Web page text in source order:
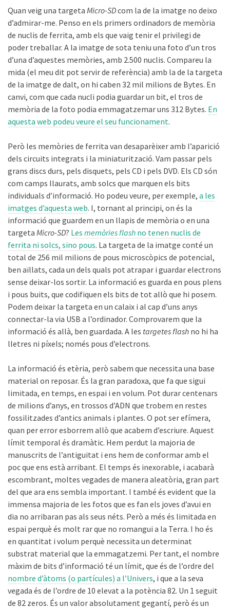
Quan veig una targeta Micro-SDcom la de la imatge no deixo
d’admirar-me. Penso en els primers ordinadors de memòria
de nuclis de ferrita, amb els que vaig tenir el privilegi de
poder treballar. A la imatge de sota teniu una foto d’un tros
d’una d’aquestes memòries, amb 2.500 nuclis. Compareu la
mida (el meu dit pot servir de referència) amb la de la targeta
de la imatge de dalt, on hi caben 32 mil milions de Bytes. En
canvi, com que cada nucli podia guardar un bit, el tros de
memòria de la foto podia emmagatzemar uns 312 Bytes. En
aquesta web podeu veure el seu funcionament.
Però les memòries de ferrita van desaparèixer amb l’aparició
dels circuits integrats i la miniaturització. Vam passar pels
grans discs durs, pels disquets, pels CD i pels DVD. Els CD són
com camps llaurats, amb solcs que marquen els bits
individuals d’informació. Ho podeu veure, per exemple, a les
imatges d’aquesta web. I, tornant al principi, on és la
informació que guardem en un llapis de memòria o en una
targeta Micro-SD? Les memòries flash no tenen nuclis de
ferrita ni solcs, sino pous. La targeta de la imatge conté un
total de 256 mil milions de pous microscòpics de potencial,
ben aïllats, cada un dels quals pot atrapar i guardar electrons
sense deixar-los sortir. La informació es guarda en pous plens
i pous buits, que codifiquen els bits de tot allò que hi posem.
Podem deixar la targeta en un calaix i al cap d’uns anys
connectar-la via USB a l’ordinador. Comprovarem que la
informació és allà, ben guardada. A les targetes flash no hi ha
lletres ni píxels; només pous d’electrons.
La informació és etèria, però sabem que necessita una base
material on reposar. És la gran paradoxa, que fa que sigui
limitada, en temps, en espai i en volum. Pot durar centenars
de milions d’anys, en trossos d’ADN que trobem en restes
fossilitzades d’antics animals i plantes. O pot ser efímera,
quan per error esborrem allò que acabem d’escriure. Aquest
límit temporal és dramàtic. Hem perdut la majoria de
manuscrits de l’antiguitat i ens hem de conformar amb el
poc que ens està arribant. El temps és inexorable, i acabarà
escombrant, moltes vegades de manera aleatòria, gran part
del que ara ens sembla important. I també és evident que la
immensa majoria de les fotos que es fan els joves d’avui en
dia no arribaran pas als seus néts. Però a més és limitada en
espai perquè és molt rar que no romangui a la Terra. I ho és
en quantitat i volum perquè necessita un determinat
substrat material que la emmagatzemi. Per tant, el nombre
màxim de bits d’informació té un límit, que és de l’ordre del
nombre d’àtoms (o partícules) a l’Univers, i que a la seva
vegada és de l’ordre de 10 elevat a la potència 82. Un 1 seguit
de 82 zeros. És un valor absolutament gegantí, però és un